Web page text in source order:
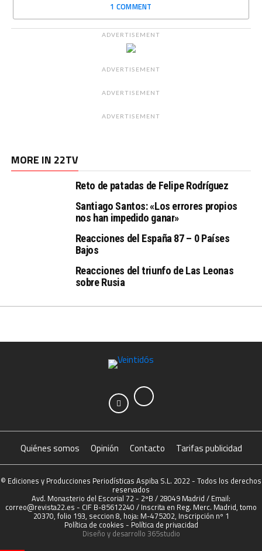
1 COMMENT
ADVERTISEMENT
ADVERTISEMENT
ADVERTISEMENT
ADVERTISEMENT
MORE IN 22TV
Reto de patadas de Felipe Rodríguez
Santiago Santos: «Los errores propios
nos han impedido ganar»
Reacciones del España 87 – 0 Países
Bajos
Reacciones del triunfo de Las Leonas
sobre Rusia
Quiénes somos Opinión Contacto Tarifas publicidad
© Ediciones y Producciones Periodísticas Aspiba S.L. 2022 - Todos los derechos
reservados
Avd. Monasterio del Escorial 72 - 2ºB / 28049 Madrid / Email:
correo@revista22.es - CIF B-85612240 / Inscrita en Reg. Merc. Madrid, tomo
20370, folio 193, seccion 8, hoja: M-475202, Inscripción nº 1
Política de cookies - Política de privacidad
Diseño y desarrollo 365studio